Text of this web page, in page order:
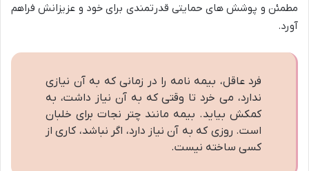
مطمئن و پوشش های حمایتی قدرتمندی برای خود و عزیزانش فراهم
آورد.
فرد عاقل، بیمه نامه را در زمانی که به آن نیازی
ندارد، می خرد تا وقتی که به آن نیاز داشت، به
کمکش بیاید. بیمه مانند چتر نجات برای خلبان
است. روزی که به آن نیاز دارد، اگر نباشد، کاری از
کسی ساخته نیست.